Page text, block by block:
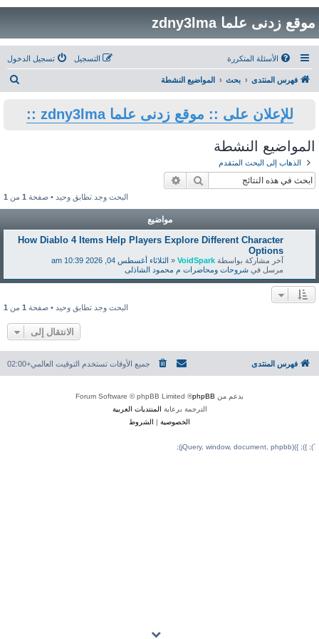
موقع زدنى علما zdny3lma
الأسئلة المتكررة تسجيل الدخول التسجيل
فهرس المنتدى بحث المواضيع النشطة
للإعلان على :: موقع زدنى علما zdny3lma ::
المواضيع النشطة
الذهاب إلى البحث المتقدم
بحث
البحث وجد تطابق وحيد • صفحة 1 من 1
مواضيع
How Diablo 4 Items Help Players Explore Different Character
Options
آخر مشاركة بواسطة VoidSpark
« الثلاثاء أغسطس 04, 2026 10:39 am
مرسل في شروحات ومحاضرات م محمود الشاذلى
البحث وجد تطابق وحيد • صفحة 1 من 1
الانتقال إلى
فهرس المنتدى جميع الأوقات تستخدم التوقيت العالمي+02:00
بدعم من phpBB
® Forum Software © phpBB Limited
الترجمة برعاية المنتديات العربية
الخصوصية | الشروط
`); }); })(jQuery, window, document, phpbb);